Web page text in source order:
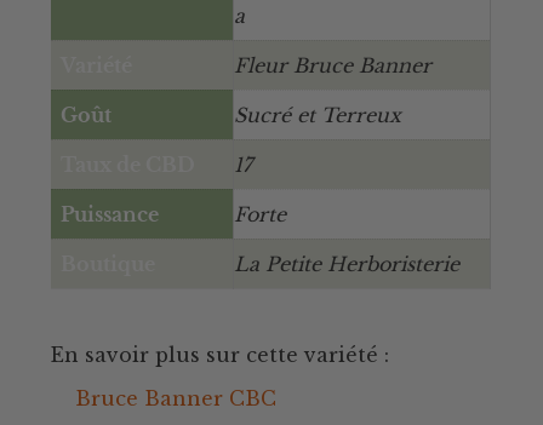
a
Fleur Bruce Banner
Goût Sucré et Terreux
17
Puissance Forte
La Petite Herboristerie
En savoir plus sur cette variété :
Bruce Banner CBC